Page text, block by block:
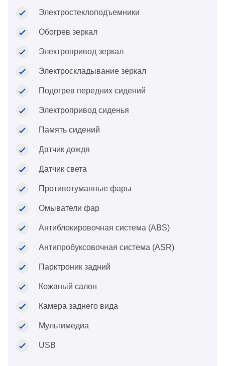
Электростеклоподъемники
Обогрев зеркал
Электропривод зеркал
Электроскладывание зеркал
Подогрев передних сидений
Электропривод сиденья
Память сидений
Датчик дождя
Датчик света
Противотуманные фары
Омыватели фар
Антиблокировочная система (ABS)
Антипробуксовочная система (ASR)
Парктроник задний
Кожаный салон
Камера заднего вида
Мультимедиа
USB